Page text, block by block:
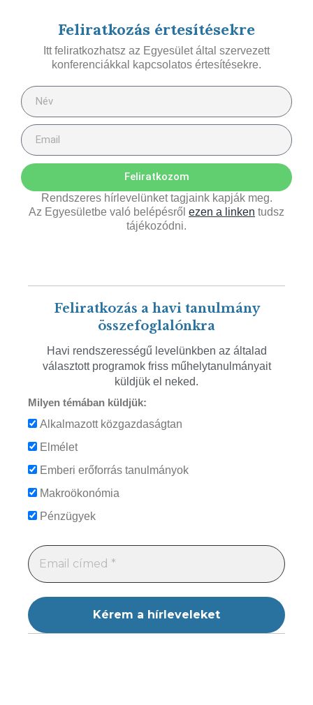
Feliratkozás értesítésekre
Itt feliratkozhatsz az Egyesület által szervezett
konferenciákkal kapcsolatos értesítésekre.
Feliratkozom
Rendszeres hírlevelünket tagjaink kapják meg.
Az Egyesületbe való belépésről ezen a linken tudsz
tájékozódni.
Feliratkozás a havi tanulmány
összefoglalónkra
Havi rendszerességű levelünkben az általad
választott programok friss műhelytanulmányait
küldjük el neked.
Milyen témában küldjük:
Alkalmazott közgazdaságtan
Elmélet
Emberi erőforrás tanulmányok
Makroökonómia
Pénzügyek